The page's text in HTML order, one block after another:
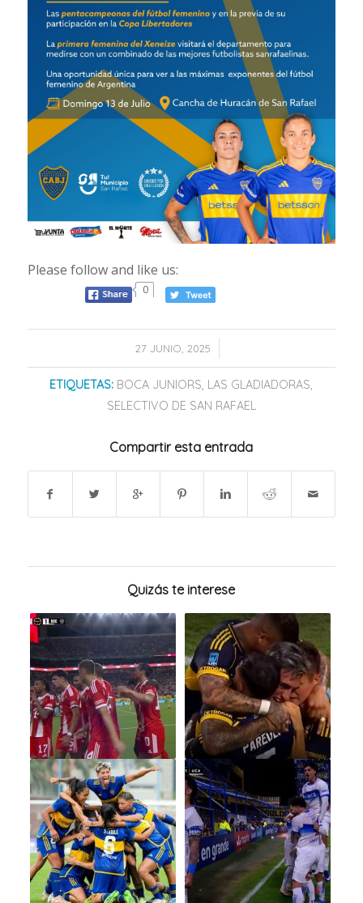
Please follow and like us:
0
27 JUNIO, 2025
/
ETIQUETAS: BOCA JUNIORS LAS GLADIADORAS
SELECTIVO DE SAN RAFAEL
Compartir esta entrada
Quizás te interese